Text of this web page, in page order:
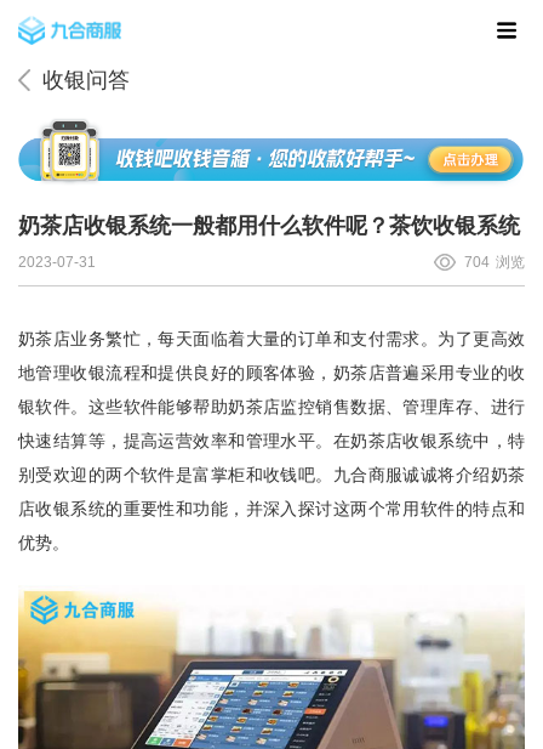
收银问答
奶茶店收银系统一般都用什么软件呢？茶饮收银系统
704 浏览
2023-07-31
奶茶店业务繁忙，每天面临着大量的订单和支付需求。为了更高效
地管理收银流程和提供良好的顾客体验，奶茶店普遍采用专业的收
银软件。这些软件能够帮助奶茶店监控销售数据、管理库存、进行
快速结算等，提高运营效率和管理水平。在奶茶店收银系统中，特
别受欢迎的两个软件是富掌柜和收钱吧。 九合商服诚诚将介绍奶茶
店收银系统的重要性和功能，并深入探讨这两个常用软件的特点和
优势。